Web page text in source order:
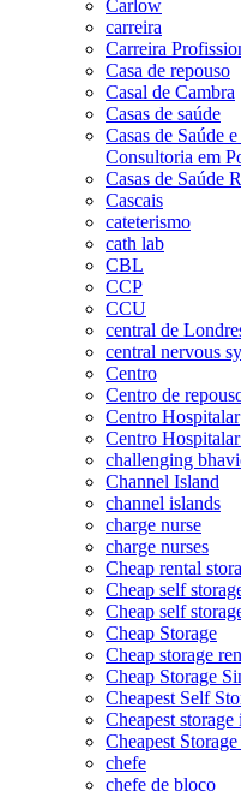
Carlow
carreira
Carreira
Casa de repouso
Casal de Cambra
Casas de saúde
Casas de Saúde
Consultoria em
Casas de Saúde
Cascais
cateterismo
cath lab
CBL
CCP
CCU
central de
central nervous
Centro
Centro de
Centro Hospitalar
Centro
challenging
Channel Island
channel islands
charge nurse
charge nurses
Cheap rental
Cheap self
Cheap self
Cheap Storage
Cheap storage
Cheap Storage
Cheapest Self
Cheapest
Cheapest
chefe
chefe de bloco